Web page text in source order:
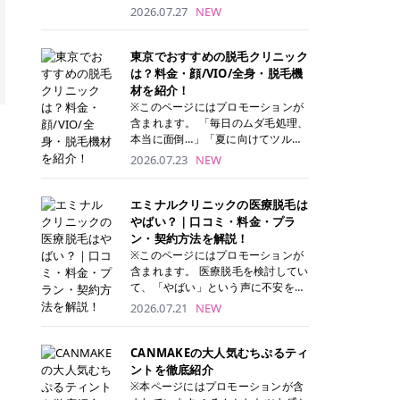
ナーパッド」は、化粧水や美容液を
トナーパッドは洗顔後に肌をやさし
く拭き取ることで、古い角質や余分
な皮脂汚れをオフしながら、うるお
いを与えられるのが特徴✨ さらに、
気になる部分には数分のせて部分用
パックとしても使用できるため、1
両方を叶えられます。 韓国コスメブ
ランドを中心に人気を集めていまし
たが、現在では日本でも定番のスキ
ンケアアイテムとして幅広い世代に
愛用されています。 トナーパッドの
特徴 トナーパッドと拭き取り化粧水
の違い 「トナーパッド」と「拭き取
り化粧水」はどちらも洗顔後に使用
するスキンケアアイテムですが、使
い方や特徴に違いがあります。 トナ
ーパッドは、化粧水があらかじめパ
ッドに含まれているため、コットン
を用意する手間がなく、忙しい朝で
もサッと使えるのが魅力です。 ま
た、保湿成分を豊富に配合した商品
2026.07.27 NEW
東京でおすすめの脱毛クリニック
は？料金・顔/VIO/全身・脱毛機
材を紹介！
※このページにはプロモーションが
含まれます。 「毎日のムダ毛処理、
本当に面倒…」「夏に向けてツルツ
ル肌になりたい！」 そう思って東京
べばいいの？と迷ってしまいますよ
ね。 この記事では、医療脱毛の基本
から、東京で特に通いやすいフレイ
アクリニック・レジーナクリニッ
ク・エミナルクリニック・リゼクリ
ニックの4院について、分かりやす
リニックを見つけて、面倒な自己処
理から卒業しちゃいましょう♪ クリ
ニック 全身＋VIO 全身＋VIO＋顔 特
徴 脱毛器 詳細 フレイアクリニック
52,800円(税込)/5回 94,600円(税
込)/5回 肌への負担に配慮しなが
2026.07.23 NEW
エミナルクリニックの医療脱毛は
やばい？｜口コミ・料金・プラ
ン・契約方法を解説！
※このページにはプロモーションが
含まれます。 医療脱毛を検討してい
て、「やばい」という声に不安を抱
える方も多いのではないでしょう
体系をはじめ、学生や友人同士でお
得になる割引キャンペーン、無料カ
ウンセリングから施術までの具体的
2026.07.21 NEW
CANMAKEの大人気むちぷるティ
ントを徹底紹介
※本ページにはプロモーションが含